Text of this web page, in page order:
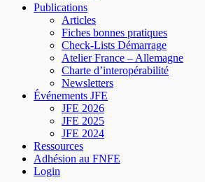
Publications
Articles
Fiches bonnes pratiques
Check-Lists Démarrage
Atelier France – Allemagne
Charte d’interopérabilité
Newsletters
Événements JFE
JFE 2026
JFE 2025
JFE 2024
Ressources
Adhésion au FNFE
Login